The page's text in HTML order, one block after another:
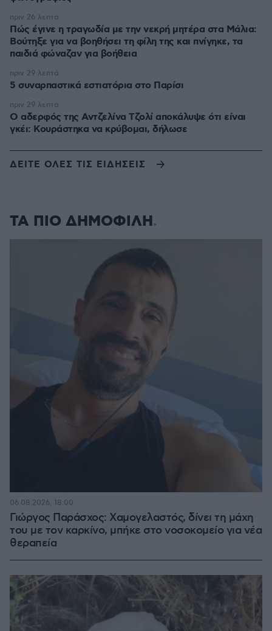
Πώς έγινε η τραγωδία με την νεκρή μητέρα στα Μάλια:
Βούτηξε για να βοηθήσει τη φίλη της και πνίγηκε, τα
παιδιά φώναζαν για βοήθεια
πριν 26 λεπτά
5 συναρπαστικά εστιατόρια στο Παρίσι
πριν 29 λεπτά
Ο αδερφός της Αντζελίνα Τζολί αποκάλυψε ότι είναι
γκέι: Κουράστηκα να κρύβομαι, δήλωσε
πριν 29 λεπτά
ΔΕΙΤΕ ΟΛΕΣ ΤΙΣ ΕΙΔΗΣΕΙΣ
ΤΑ ΠΙΟ ΔΗΜΟΦΙΛΗ
Γιώργος Παράσχος: Χαμογελαστός, δίνει τη μάχη
του με τον καρκίνο, μπήκε στο νοσοκομείο για νέα
θεραπεία
06.08.2026, 18:00